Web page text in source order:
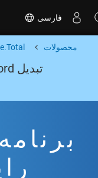
فارسی
محصولات